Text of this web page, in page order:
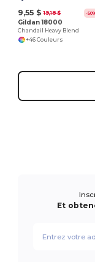
9,55 $ 19,18 $ -
Gildan 18000
Chandail Heavy Blend
+46 Couleurs
Et